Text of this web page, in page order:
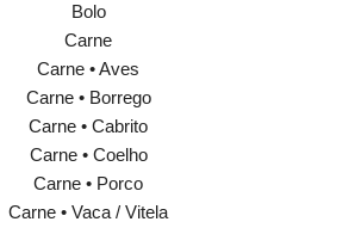
Bolo
Carne
Carne • Aves
Carne • Borrego
Carne • Cabrito
Carne • Coelho
Carne • Porco
Carne • Vaca / Vitela